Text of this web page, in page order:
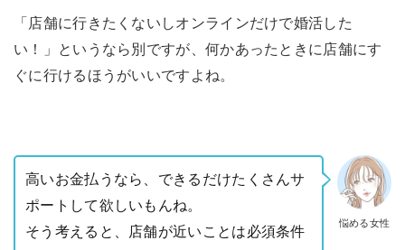
「店舗に行きたくないしオンラインだけで婚活した
い！」というなら別ですが、何かあったときに店舗にす
ぐに行けるほうがいいですよね。
悩める女性
高いお金払うなら、できるだけたくさんサ
ポートして欲しいもんね。
そう考えると、店舗が近いことは必須条件